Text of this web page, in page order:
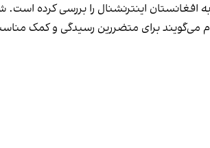
افغانستان اینترنشنال را بررسی کرده
می‌گویند برای متضررین رسیدگی و کمک